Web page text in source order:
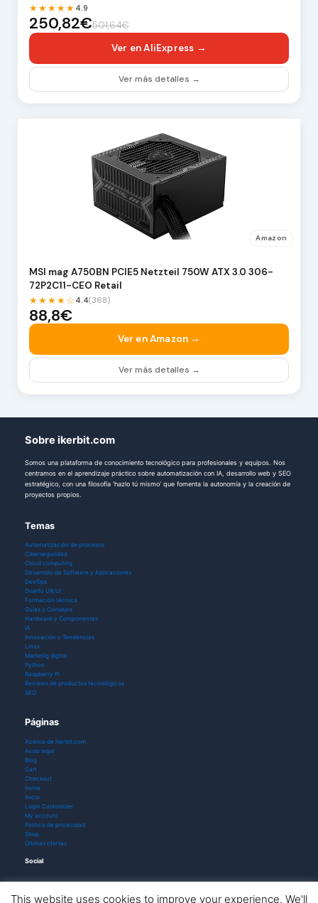
★★★★★ 4.9
250,82€501,64€
Ver en AliExpress →
Ver más detalles →
Amazon
MSI mag A750BN PCIE5 Netzteil 750W ATX 3.0 306-
72P2C11-CEO Retail
★★★★☆ 4.4(368)
88,8€
Ver en Amazon →
Ver más detalles →
Sobre ikerbit.com
Somos una plataforma de conocimiento tecnológico para profesionales y equipos. Nos
centramos en el aprendizaje práctico sobre automatización con IA, desarrollo web y SEO
estratégico, con una filosofía 'hazlo tú mismo' que fomenta la autonomía y la creación de
proyectos propios.
Temas
Automatización de procesos
Ciberseguridad
Cloud computing
Desarrollo de Software y Aplicaciones
DevOps
Diseño UX/UI
Formación técnica
Guías y Consejos
Hardware y Componentes
IA
Innovación y Tendencias
Linux
Marketig digital
Python
Raspberry Pi
Reviews de productos tecnológicos
SEO
Páginas
Acerca de ikerbit.com
Aviso legal
Blog
Cart
Checkout
home
Inicio
Login Customizer
My account
Política de privacidad
Shop
Últimas ofertas
Social
This website uses cookies to improve your experience. We'll